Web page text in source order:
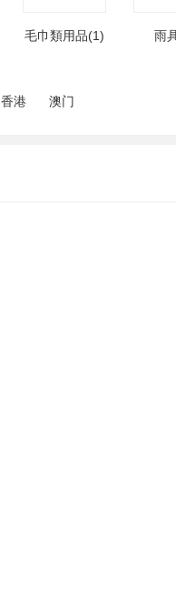
毛巾類用品(1) 雨
香港 澳门